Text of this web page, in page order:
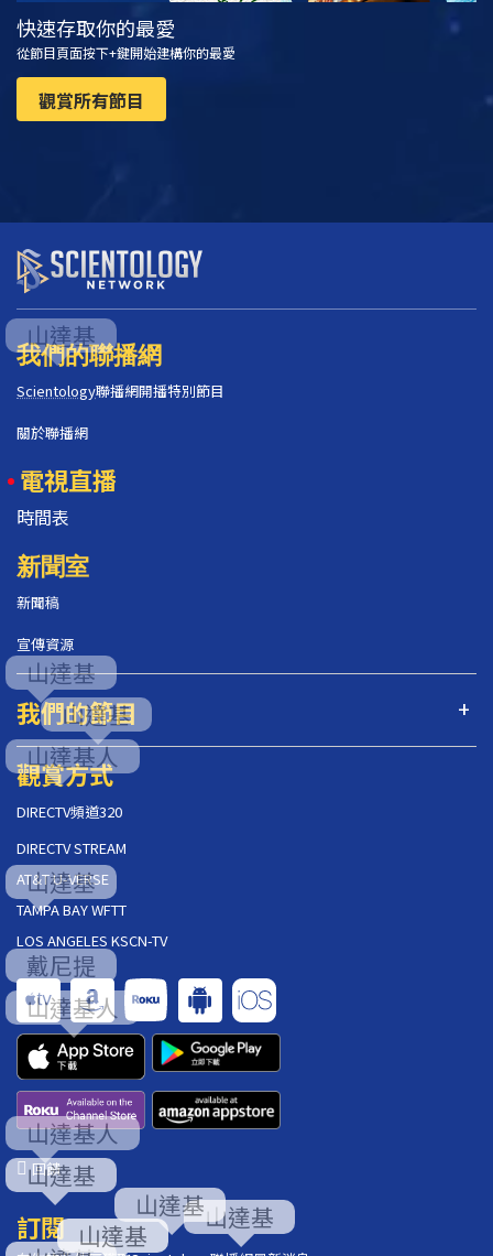
快速存取你的最愛
從節目頁面按下+鍵開始建構你的最愛
觀賞所有節目
我們的聯播網
Scientology聯播網開播特別節目
關於聯播網
電視直播
時間表
新聞室
新聞稿
宣傳資源
我們的節目
觀賞方式
DIRECTV頻道320
DIRECTV STREAM
AT&T U-VERSE
TAMPA BAY WFTT
LOS ANGELES KSCN-TV
回饋
訂閱